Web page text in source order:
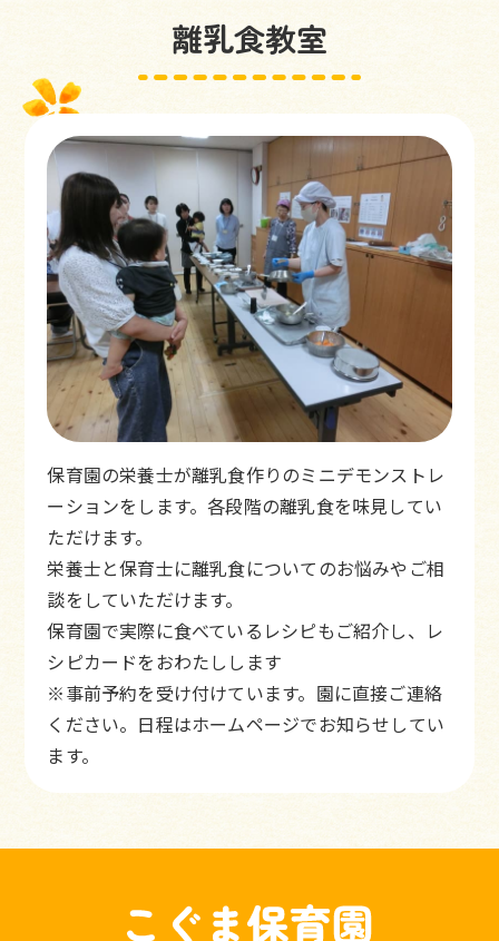
離乳食教室
保育園の栄養士が離乳食作りのミニデモンストレ
ーションをします。各段階の離乳食を味見してい
ただけます。
栄養士と保育士に離乳食についてのお悩みやご相
談をしていただけます。
保育園で実際に食べているレシピもご紹介し、レ
シピカードをおわたしします
※事前予約を受け付けています。園に直接ご連絡
ください。日程はホームページでお知らせしてい
ます。